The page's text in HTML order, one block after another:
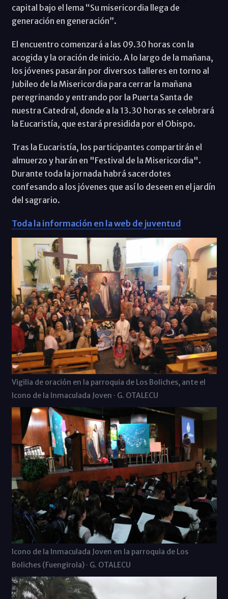
capital bajo el lema “Su misericordia llega de
generación en generación”.
El encuentro comenzará a las 09.30 horas con la
acogida y la oración de inicio. A lo largo de la mañana,
los jóvenes pasarán por diversos talleres en torno al
Jubileo de la Misericordia para cerrar la mañana
peregrinando y entrando por la Puerta Santa de
nuestra Catedral, donde a la 13.30 horas se celebrará
la Eucaristía, que estará presidida por el Obispo.
Tras la Eucaristía, los participantes compartirán el
almuerzo y harán en "Festival de la Misericordia".
Durante toda la jornada habrá sacerdotes
confesando a los jóvenes que así lo deseen en el jardín
del sagrario.
Toda la información en la web de juventud
Vigilia de oración en la parroquia de Los Boliches, ante el
Icono de la Inmaculada Joven · G. OTALECU
Icono de la Inmaculada Joven en la parroquia de Los
Boliches (Fuengirola) · G. OTALECU